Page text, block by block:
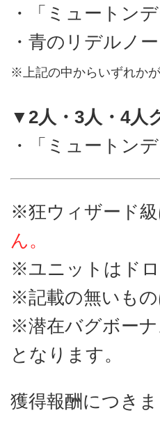
・「ミュートン
・青のリデルノ
※上記の中からいずれかが
▼2人・3人・4人
・「ミュートン
※狂ウィザード級
ん。
※ユニットはドロ
※記載の無いも
※潜在バグボー
となります。
獲得報酬につき